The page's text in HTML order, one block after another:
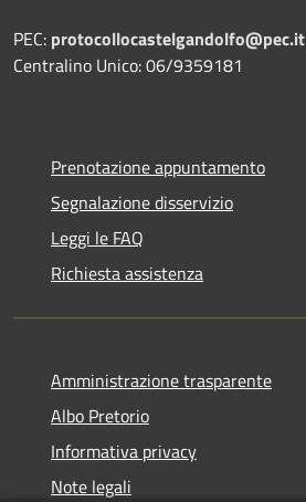
PEC: protocollocastelgandolfo@pec.it
Centralino Unico: 06/9359181
Prenotazione appuntamento
Segnalazione disservizio
Leggi le FAQ
Richiesta assistenza
Amministrazione trasparente
Albo Pretorio
Informativa privacy
Note legali